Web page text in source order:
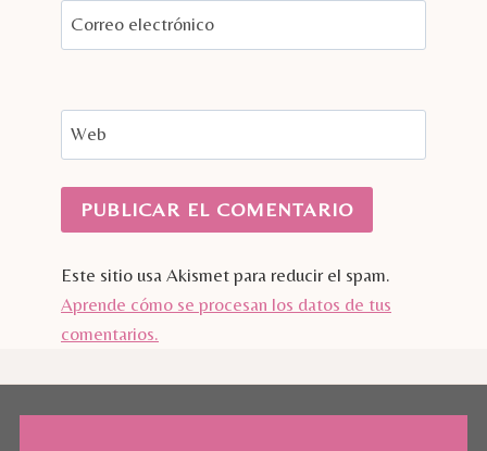
Correo electrónico
Web
Este sitio usa Akismet para reducir el spam.
Aprende cómo se procesan los datos de tus
comentarios.